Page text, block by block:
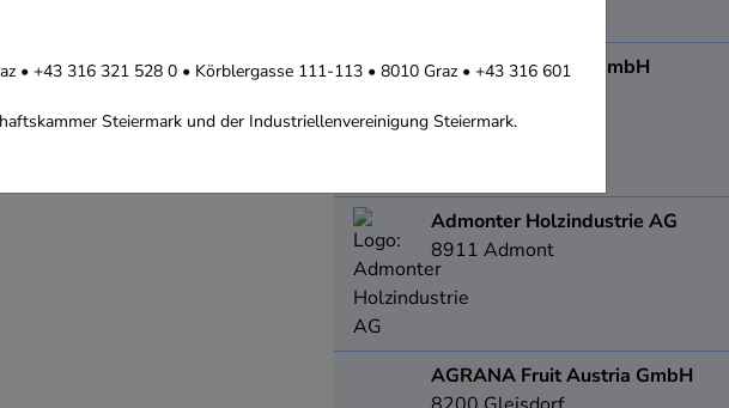
ADA Möbelfabrik GmbH
Admonter Holzindustrie AG
8911 Admont
AGRANA Fruit Austria GmbH
• +43 316 321 528 0 • Körblergasse 111-113 • 8010 Graz • +43 316 601
Steiermark und der Industriellenvereinigung Steiermark.